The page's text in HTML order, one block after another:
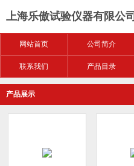
上海乐傲试验仪器有限公司
网站首页 公司简介
联系我们 产品目录
产品展示